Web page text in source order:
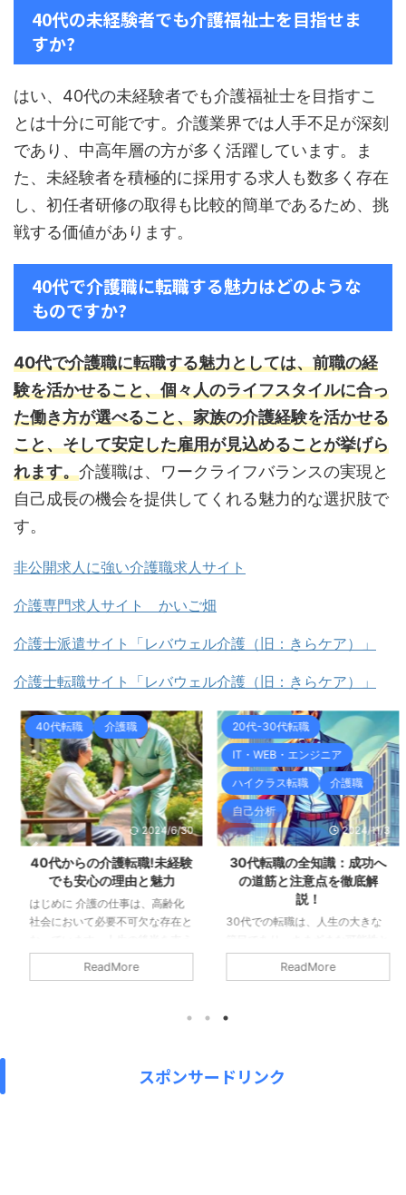
40代の未経験者でも介護福祉士を目指せま
すか?
はい、40代の未経験者でも介護福祉士を目指すこ
とは十分に可能です。介護業界では人手不足が深刻
であり、中高年層の方が多く活躍しています。ま
た、未経験者を積極的に採用する求人も数多く存在
し、初任者研修の取得も比較的簡単であるため、挑
戦する価値があります。
40代で介護職に転職する魅力はどのような
ものですか?
40代で介護職に転職する魅力としては、前職の経
験を活かせること、個々人のライフスタイルに合っ
た働き方が選べること、家族の介護経験を活かせる
こと、そして安定した雇用が見込めることが挙げら
れます。介護職は、ワークライフバランスの実現と
自己成長の機会を提供してくれる魅力的な選択肢で
す。
非公開求人に強い介護職求人サイト
介護専門求人サイト かいご畑
介護士派遣サイト「レバウェル介護（旧：きらケア）」
介護士転職サイト「レバウェル介護（旧：きらケア）」
40代転職 介護職
2024/6/30
40代からの介護転職!未経験
でも安心の理由と魅力
はじめに 介護の仕事は、高齢化
社会において必要不可欠な存在と
る尊い職業ですが、介護業界では
人材不足が深刻な問題となってい
代の方でも、介護業界で活躍でき
る理由を紹介しながら、介護職を
ReadMore
20代-30代転職
IT・WEB・エンジニア
ハイクラス転職 介護職
自己分析
転職エージェント
2024/11/3
30代転職の全知識：成功へ
の道筋と注意点を徹底解
説！
30代での転職は、人生の大きな
挑戦が待っています。経験と専門
性を活かしながら、さらに高みを
代の転職に関する幅広い情報やア
ReadMore
スポンサードリンク